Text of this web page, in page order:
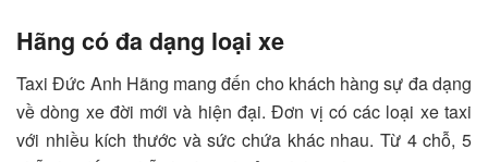
Hãng có đa dạng loại xe
Taxi Đức Anh Hãng mang đến cho khách hàng sự đa dạng
về dòng xe đời mới và hiện đại. Đơn vị có các loại xe taxi
với nhiều kích thước và sức chứa khác nhau. Từ 4 chỗ, 5